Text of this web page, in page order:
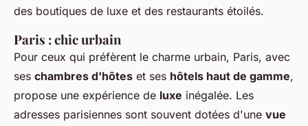
des boutiques de luxe et des restaurants étoilés.
Paris : chic urbain
Pour ceux qui préfèrent le charme urbain, Paris, avec
ses chambres d'hôtes et ses hôtels haut de gamme,
propose une expérience de luxe inégalée. Les
adresses parisiennes sont souvent dotées d'une vue